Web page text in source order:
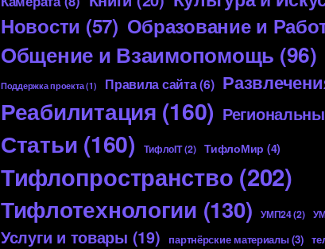
Новости (57) Образование и
Общение и Взаимопомощь (96)
Поддержка проекта(1) Правила сайта(6)
Реабилитация (160)
Статьи (160) ТифлоIT(2) ТифлоМир (4)
Тифлопространство (202)
Тифлотехнологии (130) УМП24(2)
Услуги и товары (19) партнёрские материалы(3)